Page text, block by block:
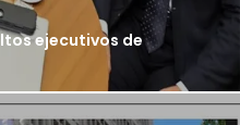
ejecutivos de